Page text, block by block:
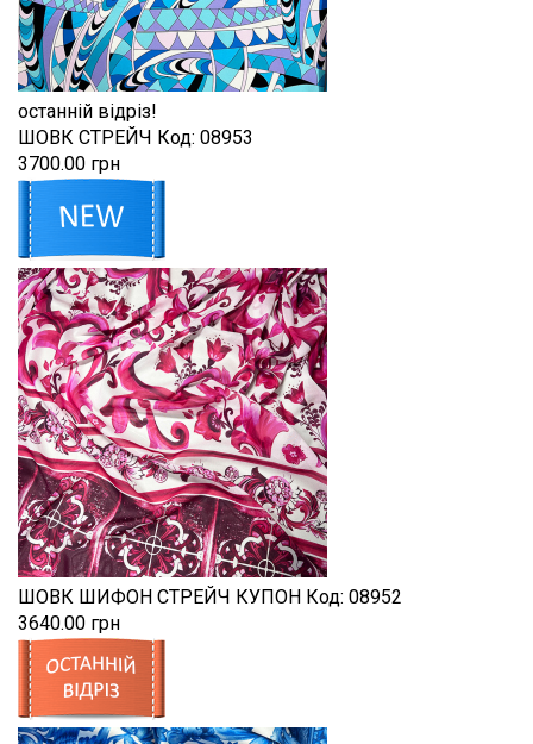
останній відріз!
ШОВК СТРЕЙЧ Код: 08953
3700.00 грн
ШОВК ШИФОН СТРЕЙЧ КУПОН Код: 08952
3640.00 грн